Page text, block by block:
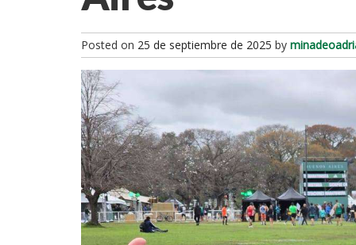
Posted on 25 de septiembre de 2025 by